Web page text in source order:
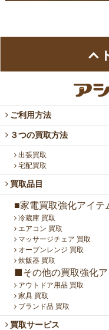
ご利用方法
３つの買取方法
出張買取
宅配買取
買取品目
■家電買取強化アイテ
冷蔵庫 買取
エアコン 買取
マッサージチェア 買取
オーブンレンジ 買取
炊飯器 買取
■その他の買取強化
アウトドア用品 買取
家具 買取
ブランド品 買取
買取サービス